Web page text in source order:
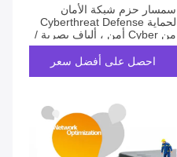
سمسار حزم شبكة الأمان
لحماية Cyberthreat Defense
من Cyber ​​أمن ، ألياف بصرية /
مرآة تمتد
احصل على أفضل سعر